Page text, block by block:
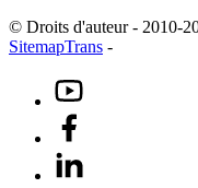
© Droits d'auteur - 2010-
SitemapTrans -